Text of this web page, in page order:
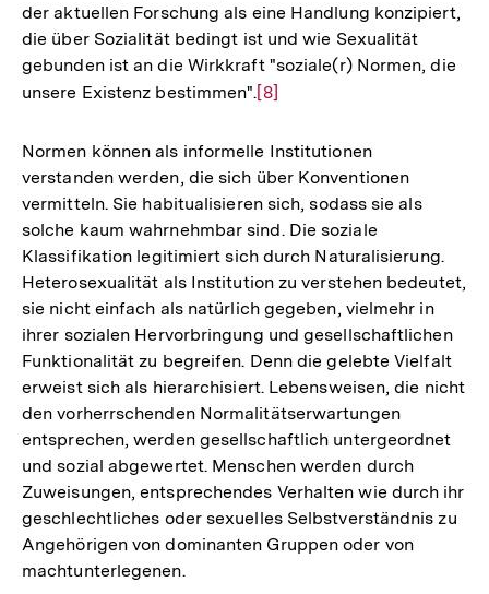
der aktuellen Forschung als eine Handlung konzipiert,
die über Sozialität bedingt ist und wie Sexualität
gebunden ist an die Wirkkraft "soziale(r) Normen, die
unsere Existenz bestimmen".Zur
der
Fußnote
[8]
Normen können als informelle Institutionen
verstanden werden, die sich über Konventionen
vermitteln. Sie habitualisieren sich, sodass sie als
solche kaum wahrnehmbar sind. Die soziale
Klassifikation legitimiert sich durch Naturalisierung.
Heterosexualität als Institution zu verstehen bedeutet,
sie nicht einfach als natürlich gegeben, vielmehr in
ihrer sozialen Hervorbringung und gesellschaftlichen
Funktionalität zu begreifen. Denn die gelebte Vielfalt
erweist sich als hierarchisiert. Lebensweisen, die nicht
den vorherrschenden Normalitätserwartungen
entsprechen, werden gesellschaftlich untergeordnet
und sozial abgewertet. Menschen werden durch
Zuweisungen, entsprechendes Verhalten wie durch ihr
geschlechtliches oder sexuelles Selbstverständnis zu
Angehörigen von dominanten Gruppen oder von
machtunterlegenen.